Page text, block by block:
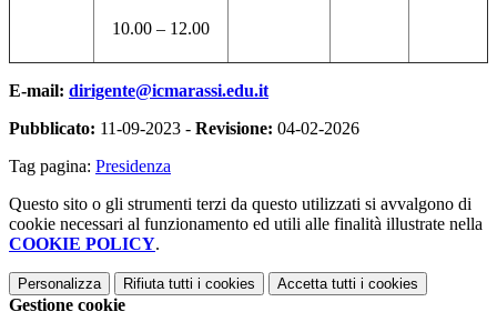
10.00 – 12.00
E-mail: dirigente@icmarassi.edu.it
Pubblicato: 11-09-2023 - Revisione: 04-02-2026
Tag pagina: Presidenza
Questo sito o gli strumenti terzi da questo utilizzati si avvalgono di
cookie necessari al funzionamento ed utili alle finalità illustrate nella
COOKIE POLICY.
Personalizza Rifiuta tutti i cookies Accetta tutti i cookies
Gestione cookie